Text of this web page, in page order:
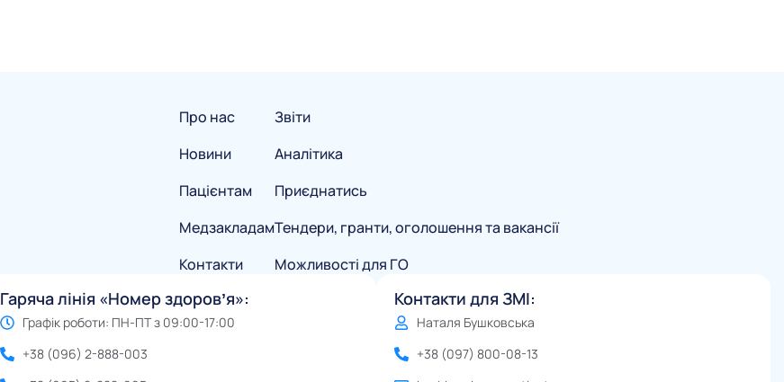
Про нас
Новини
Пацієнтам
Медзакладам
Контакти
Звіти
Аналітика
Приєднатись
Тендери, гранти, оголошення та вакансії
Можливості для ГО
Гаряча лінія «Номер здоровʼя»:
Графік роботи: ПН-ПТ з 09:00-17:00
+38 (096) 2-888-003
Контакти для ЗМІ:
Наталя Бушковська
+38 (097) 800-08-13